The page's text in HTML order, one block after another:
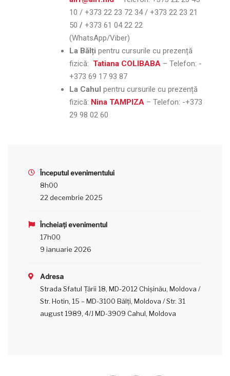
10 / +373 22 23 72 34 / +373 22 23 21
50 / +373 61 04 22 22
(WhatsApp/Viber)
La Bălți pentru cursurile cu prezență
fizică: Tatiana COLIBABA – Telefon: -
+373 69 17 93 87
La Cahul pentru cursurile cu prezență
fizică: Nina TAMPIZA – Telefon: -+373
29 98 02 60
Începutul evenimentului
8h00
22 decembrie 2025
Încheiați evenimentul
17h00
9 ianuarie 2026
Adresa
Strada Sfatul Țării 18, MD-2012 Chișinău, Moldova /
Str. Hotin, 15 – MD-3100 Bălţi, Moldova / Str. 31
august 1989, 4/J MD-3909 Cahul, Moldova